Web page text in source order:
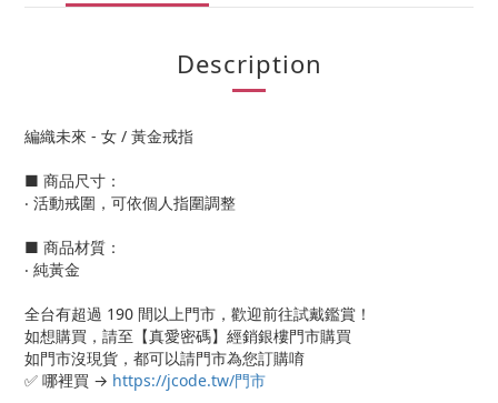
Description
編織未來 - 女 / 黃金戒指
■ 商品尺寸：
‧ 活動戒圍，可依個人指圍調整
■ 商品材質：
‧ 純黃金
全台有超過 190 間以上門市，歡迎前往試戴鑑賞！
如想購買，請至【真愛密碼】經銷銀樓門市購買
如門市沒現貨，都可以請門市為您訂購唷
✅ 哪裡買 → https://jcode.tw/門市